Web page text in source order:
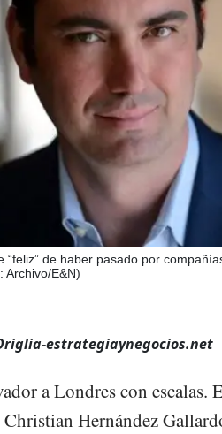
“feliz” de haber pasado por
Archivo/E&N)
estrategiaynegocios.net
a Londres con escalas.
Hernández